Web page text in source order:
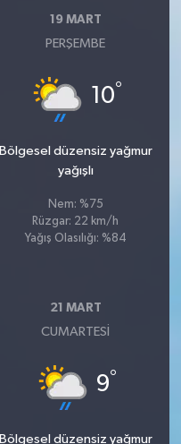
19 MART
PERŞEMBE
10°
Bölgesel düzensiz yağmur
yağışlı
Nem: %75
Rüzgar: 22 km/h
Yağış Olasılığı: %84
21 MART
CUMARTESI
9°
Bölgesel düzensiz yağmur